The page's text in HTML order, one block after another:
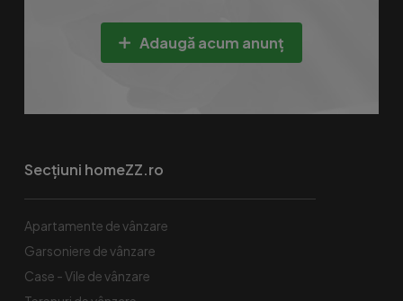
Adaugă acum anunț
Secțiuni homeZZ.ro
Apartamente de vânzare
Garsoniere de vânzare
Case - Vile de vânzare